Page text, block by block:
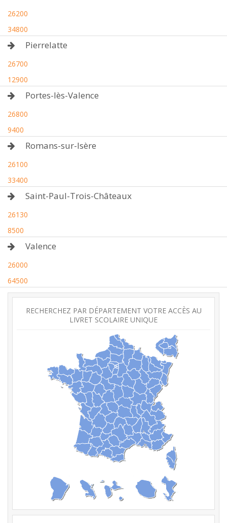
26200
34800
Pierrelatte
26700
12900
Portes-lès-Valence
26800
9400
Romans-sur-Isère
26100
33400
Saint-Paul-Trois-Châteaux
26130
8500
Valence
26000
64500
RECHERCHEZ PAR DÉPARTEMENT VOTRE ACCÈS AU
LIVRET SCOLAIRE UNIQUE